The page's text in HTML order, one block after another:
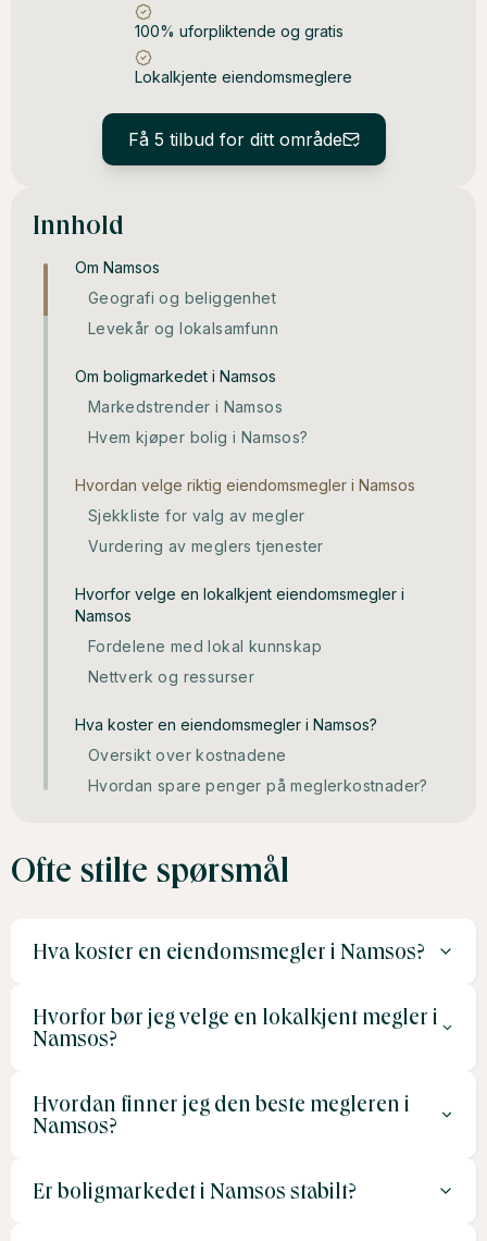
100% uforpliktende og gratis
Lokalkjente eiendomsmeglere
Få 5 tilbud for ditt område
Innhold
Om Namsos
Geografi og beliggenhet
Levekår og lokalsamfunn
Om boligmarkedet i Namsos
Markedstrender i Namsos
Hvem kjøper bolig i Namsos?
Hvordan velge riktig eiendomsmegler i Namsos
Sjekkliste for valg av megler
Vurdering av meglers tjenester
Hvorfor velge en lokalkjent eiendomsmegler i
Namsos
Fordelene med lokal kunnskap
Nettverk og ressurser
Hva koster en eiendomsmegler i Namsos?
Oversikt over kostnadene
Hvordan spare penger på meglerkostnader?
Ofte stilte spørsmål
Hva koster en eiendomsmegler i Namsos?
Provisjonen ligger vanligvis mellom 2–3 % av
salgssummen, med tillegg for tjenester som styling og
Hvorfor bør jeg velge en lokalkjent megler i
Namsos?
En lokalkjent megler har bedre innsikt i markedet og kan
tilpasse strategien for å nå de rette kjøperne.
Hvordan finner jeg den beste megleren i
Namsos?
Sammenlign tilbud fra flere meglere, les
Er boligmarkedet i Namsos stabilt?